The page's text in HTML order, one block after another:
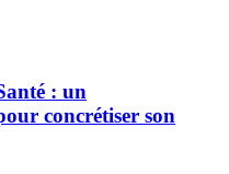
: un
concrétiser son